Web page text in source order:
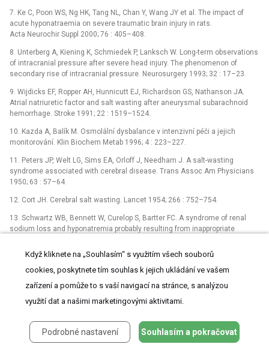
7. Ke C, Poon WS, Ng HK, Tang NL, Chan Y, Wang JY et al. The impact of
acute hyponatraemia on severe traumatic brain injury in rats.
Acta Neurochir Suppl 2000; 76 : 405–408.
8. Unterberg A, Kiening K, Schmiedek P, Lanksch W. Long-term observations
of intracranial pressure after severe head injury. The phenomenon of
secondary rise of intracranial pressure. Neurosurgery 1993; 32 : 17–23.
9. Wijdicks EF, Ropper AH, Hunnicutt EJ, Richardson GS, Nathanson JA.
Atrial natriuretic factor and salt wasting after aneurysmal subarachnoid
hemorrhage. Stroke 1991; 22 : 1519–1524.
10. Kazda A, Balík M. Osmolální dysbalance v intenzivní péči a jejich
monitorování. Klin Biochem Metab 1996; 4 : 223–227.
11. Peters JP, Welt LG, Sims EA, Orloff J, Needham J. A salt-wasting
syndrome associated with cerebral disease. Trans Assoc Am Physicians
1950; 63 : 57–64.
12. Cort JH. Cerebral salt wasting. Lancet 1954; 266 : 752–754.
13. Schwartz WB, Bennett W, Curelop S, Bartter FC. A syndrome of renal
sodium loss and hyponatremia probably resulting from inappropriate
14. Kazda A, Špatenková V, Škrabálek P. Akutní onemocnění mozku
–⁠ poruchy vodního a natriového hospodářství, natriuretické peptidy.
15. Lolin Y, Jackowski A. Hyponatraemia in neurosurgical patients:
diagnosis using derived parameters of sodium and water homeostasis. Br
16. Shoker AS. Application of the clearance concept to hyponatremic and
Když kliknete na „Souhlasím“ s využitím všech souborů
cookies, poskytnete tím souhlas k jejich ukládání ve vašem
zařízení a pomůže to s vaší navigací na stránce, s analýzou
využití dat a našimi marketingovými aktivitami.
Podrobné nastavení Souhlasím a pokračovat